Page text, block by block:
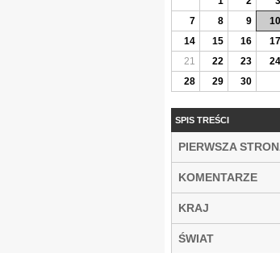
7
8 9 10
14
15 16 17
21
22 23 24
28
29 30
SPIS TREŚCI
PIERWSZA
KOMENTARZE
KRAJ
ŚWIAT